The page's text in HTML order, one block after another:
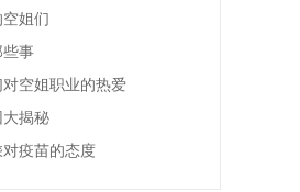
姐们
些事
空姐职业的热爱
揭秘
对疫苗的态度